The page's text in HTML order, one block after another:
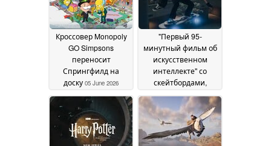
Кроссовер Monopoly
GO Simpsons
переносит
Спрингфилд на
доску 05 June 2026
"Первый 95-
минутный фильм об
искусственном
интеллекте" со
скейтбордами,
множеством критики
в Интернете29 May
2026